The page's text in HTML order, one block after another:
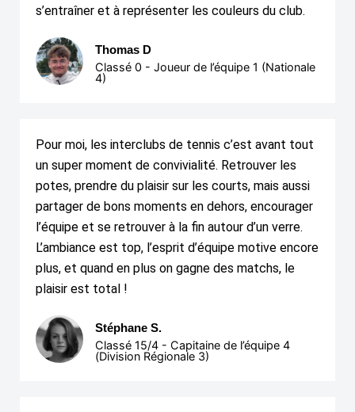
s’entraîner et à représenter les couleurs du club.
Thomas D
Classé 0 - Joueur de l’équipe 1 (Nationale
4)
Pour moi, les interclubs de tennis c’est avant tout
un super moment de convivialité. Retrouver les
potes, prendre du plaisir sur les courts, mais aussi
partager de bons moments en dehors, encourager
l’équipe et se retrouver à la fin autour d’un verre.
L’ambiance est top, l’esprit d’équipe motive encore
plus, et quand en plus on gagne des matchs, le
plaisir est total !
Stéphane S.
Classé 15/4 - Capitaine de l’équipe 4
(Division Régionale 3)